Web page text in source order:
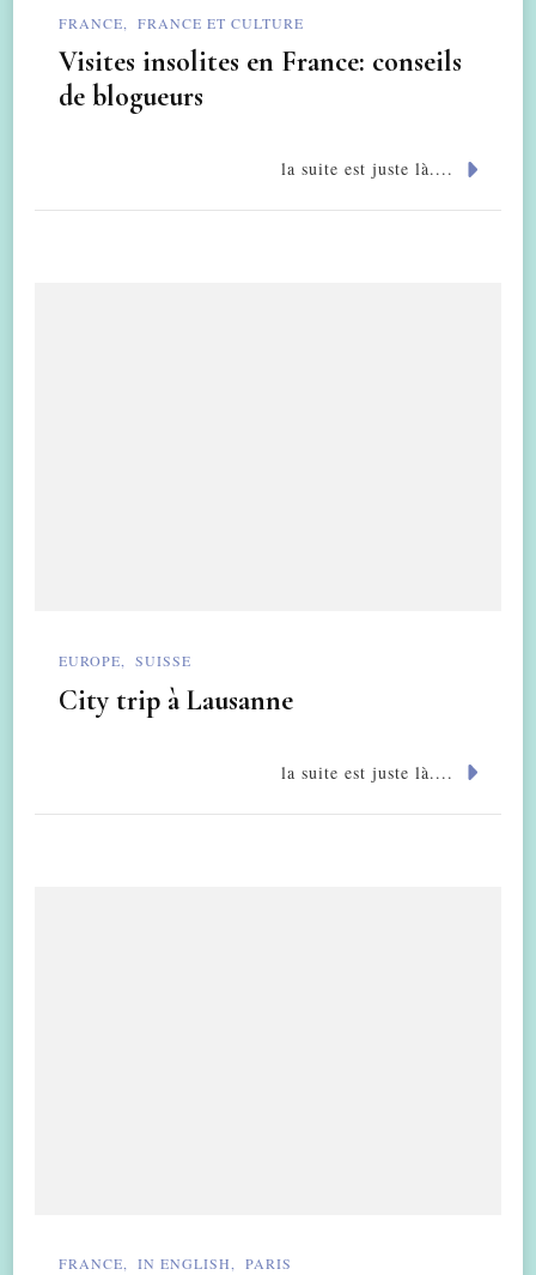
FRANCE FRANCE ET CULTURE
Visites insolites en France: conseils
de blogueurs
la suite est juste là....
EUROPE SUISSE
City trip à Lausanne
la suite est juste là....
FRANCE IN ENGLISH PARIS